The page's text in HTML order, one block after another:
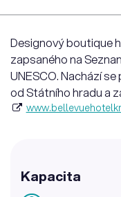
Designový boutique
zapsaného na
UNESCO. Nachází
od Státního hradu a
Kapacita